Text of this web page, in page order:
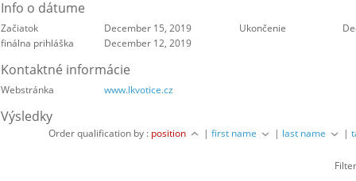
Info o dátume
Začiatok December 15, 2019 Ukončenie
finálna prihláška
December 12, 2019
Kontaktné informácie
Webstránka www.lkvotice.cz
Výsledky
Order qualification by : position |first name | last name |